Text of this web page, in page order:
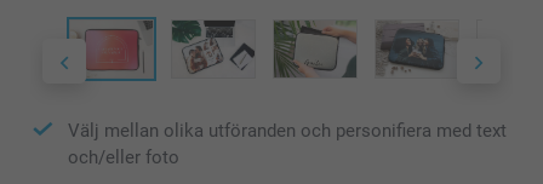
Välj mellan olika utföranden och personifiera med text
och/eller foto